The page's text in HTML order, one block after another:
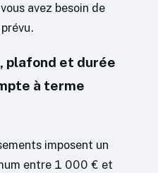
avez besoin de
plafond et durée
à terme
imposent un
entre 1 000 € et